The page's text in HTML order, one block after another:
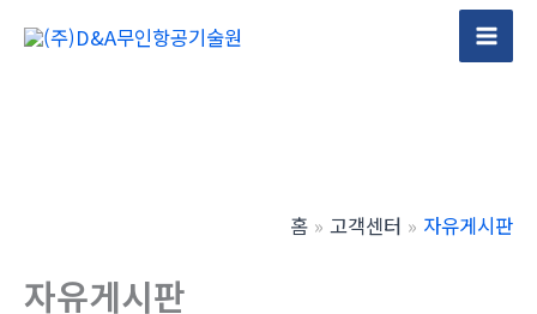
Main
홈 고객센터 자유게시판
자유게시판